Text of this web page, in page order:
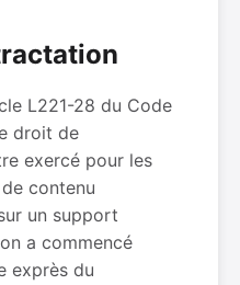
L221-28 du Code
droit de
exercé pour les
contenu
un support
a commencé
exprès du